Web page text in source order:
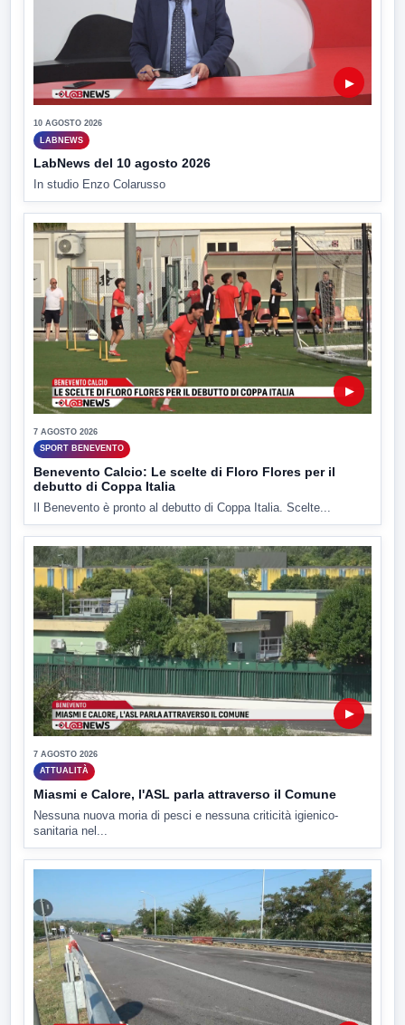
▶
10 AGOSTO 2026
LABNEWS
LabNews del 10 agosto 2026
In studio Enzo Colarusso
▶
7 AGOSTO 2026
SPORT BENEVENTO
Benevento Calcio: Le scelte di Floro Flores per il
debutto di Coppa Italia
Il Benevento è pronto al debutto di Coppa Italia. Scelte...
▶
7 AGOSTO 2026
ATTUALITÀ
Miasmi e Calore, l'ASL parla attraverso il Comune
Nessuna nuova moria di pesci e nessuna criticità igienico-
sanitaria nel...